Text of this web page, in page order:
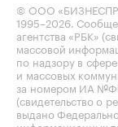
© ООО
1995–2026.
агентства «РБК»
массовой
по надзору в
и массовых
за номером ИА
(свидетельство о
выдано